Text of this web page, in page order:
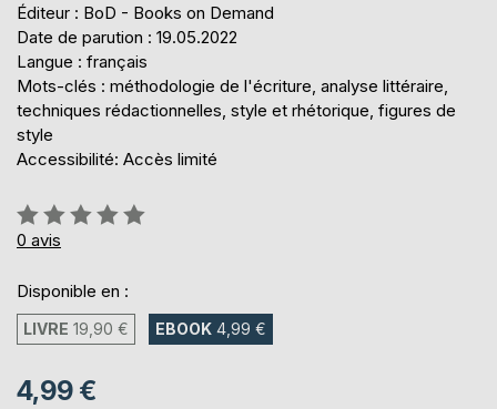
Éditeur : BoD - Books on Demand
Date de parution : 19.05.2022
Langue : français
Mots-clés : méthodologie de l'écriture, analyse littéraire,
techniques rédactionnelles, style et rhétorique, figures de
style
Accessibilité: Accès limité
Évaluation:
0%
0 avis
Disponible en :
LIVRE 19,90 € EBOOK 4,99 €
4,99 €